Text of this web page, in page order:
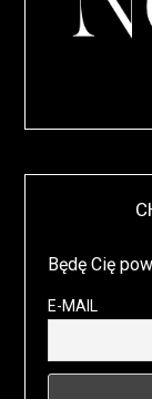
Będę Cię
E-MAIL